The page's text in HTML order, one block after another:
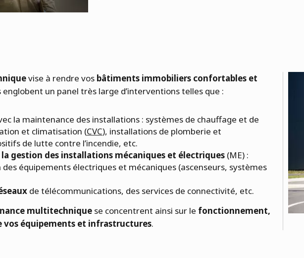
vise à rendre vos bâtiments immobiliers confortables et
englobent un panel très large d’interventions telles que :
la maintenance des installations : systèmes de chauffage et de
et climatisation (CVC), installations de plomberie et
de lutte contre l’incendie, etc.
gestion des installations mécaniques et électriques (ME) :
équipements électriques et mécaniques (ascenseurs, systèmes
de télécommunications, des services de connectivité, etc.
multitechnique se concentrent ainsi sur le fonctionnement,
vos équipements et infrastructures.